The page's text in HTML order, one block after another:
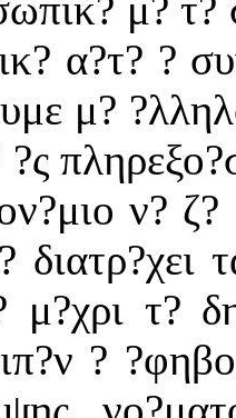
α?τ? ?
μ?
?ς
ν?
διατρ?χει
μ?χρι τ?
?